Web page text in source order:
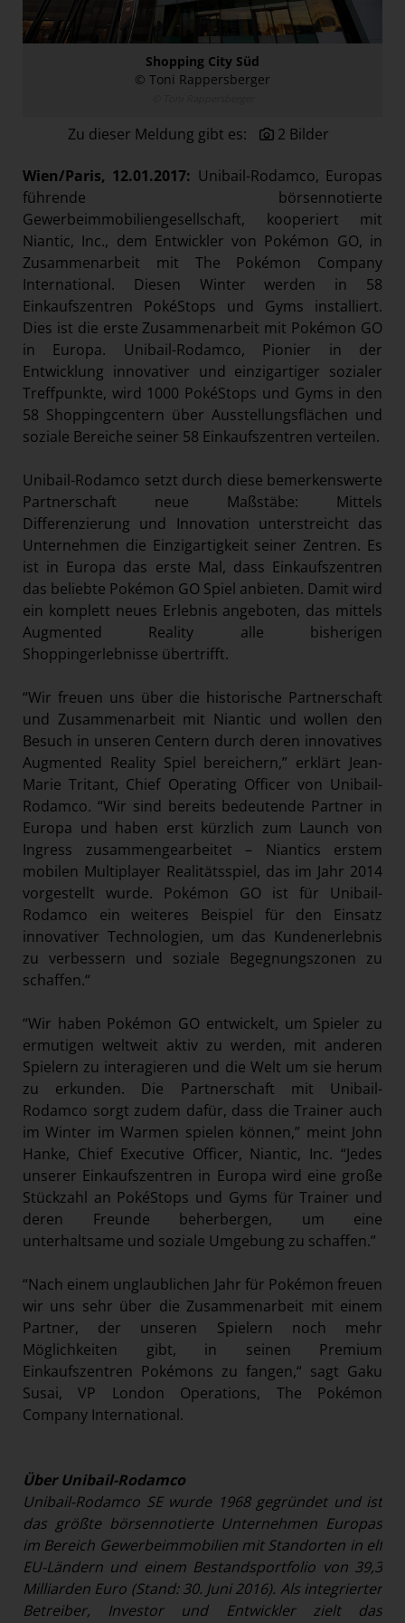
Paradies Garten
Raisin
The Companion
Unibail-Rodamco-Westfield
Corporate & Finance
Real Estate
Vöslauer
NMK
MEDIA
KONTAKT
Shopping City Süd
© Toni Rappersberger
Zu dieser Meldung gibt es: 2 Bilder
Wien/Paris, 12.01.2017: Unibail-Rodamco, Europas
führende börsennotierte
Gewerbeimmobiliengesellschaft, kooperiert mit
Niantic, Inc., dem Entwickler von Pokémon GO, in
Zusammenarbeit mit The Pokémon Company
International. Diesen Winter werden in 58
Einkaufszentren PokéStops und Gyms installiert.
Dies ist die erste Zusammenarbeit mit Pokémon GO
in Europa. Unibail-Rodamco, Pionier in der
Entwicklung innovativer und einzigartiger sozialer
Treffpunkte, wird 1000 PokéStops und Gyms in den
58 Shoppingcentern über Ausstellungsflächen und
soziale Bereiche seiner 58 Einkaufszentren verteilen.
Unibail-Rodamco setzt durch diese bemerkenswerte
Partnerschaft neue Maßstäbe: Mittels
Differenzierung und Innovation unterstreicht das
Unternehmen die Einzigartigkeit seiner Zentren. Es
ist in Europa das erste Mal, dass Einkaufszentren
das beliebte Pokémon GO Spiel anbieten. Damit wird
ein komplett neues Erlebnis angeboten, das mittels
Augmented Reality alle bisherigen
Shoppingerlebnisse übertrifft.
“Wir freuen uns über die historische Partnerschaft
und Zusammenarbeit mit Niantic und wollen den
Besuch in unseren Centern durch deren innovatives
Augmented Reality Spiel bereichern,” erklärt Jean-
Marie Tritant, Chief Operating Officer von Unibail-
Rodamco. “Wir sind bereits bedeutende Partner in
Europa und haben erst kürzlich zum Launch von
Ingress zusammengearbeitet – Niantics erstem
mobilen Multiplayer Realitätsspiel, das im Jahr 2014
vorgestellt wurde. Pokémon GO ist für Unibail-
Rodamco ein weiteres Beispiel für den Einsatz
innovativer Technologien, um das Kundenerlebnis
zu verbessern und soziale Begegnungszonen zu
schaffen.“
“Wir haben Pokémon GO entwickelt, um Spieler zu
ermutigen weltweit aktiv zu werden, mit anderen
Spielern zu interagieren und die Welt um sie herum
zu erkunden. Die Partnerschaft mit Unibail-
Rodamco sorgt zudem dafür, dass die Trainer auch
im Winter im Warmen spielen können,” meint John
Hanke, Chief Executive Officer, Niantic, Inc. “Jedes
unserer Einkaufszentren in Europa wird eine große
Stückzahl an PokéStops und Gyms für Trainer und
deren Freunde beherbergen, um eine
unterhaltsame und soziale Umgebung zu schaffen.”
“Nach einem unglaublichen Jahr für Pokémon freuen
wir uns sehr über die Zusammenarbeit mit einem
Partner, der unseren Spielern noch mehr
Möglichkeiten gibt, in seinen Premium
Einkaufszentren Pokémons zu fangen,“ sagt Gaku
Susai, VP London Operations, The Pokémon
Company International.
Über Unibail-Rodamco
Unibail-Rodamco SE wurde 1968 gegründet und ist
das größte börsennotierte Unternehmen Europas
im Bereich Gewerbeimmobilien mit Standorten in elf
EU-Ländern und einem Bestandsportfolio von 39,3
Milliarden Euro (Stand: 30. Juni 2016). Als integrierter
Betreiber, Investor und Entwickler zielt das